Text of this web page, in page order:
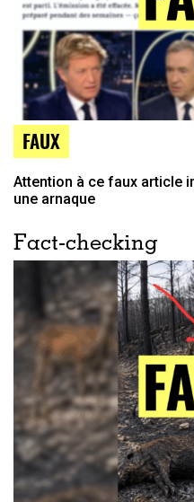
FAUX
Attention à ce faux article
une arnaque
Fact-checking